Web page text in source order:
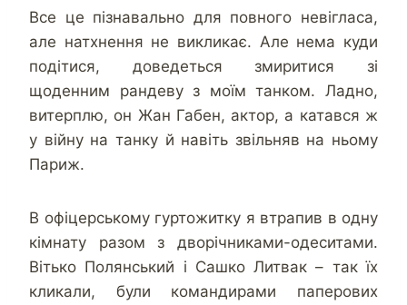
Все це пізнавально для повного невігласа,
але натхнення не викликає. Але нема куди
подітися, доведеться змиритися зі
щоденним рандеву з моїм танком. Ладно,
витерплю, он Жан Габен, актор, а катався ж
у війну на танку й навіть звільняв на ньому
Париж.
В офіцерському гуртожитку я втрапив в одну
кімнату разом з дворічниками-одеситами.
Вітько Полянський і Сашко Литвак – так їх
кликали, були командирами паперових